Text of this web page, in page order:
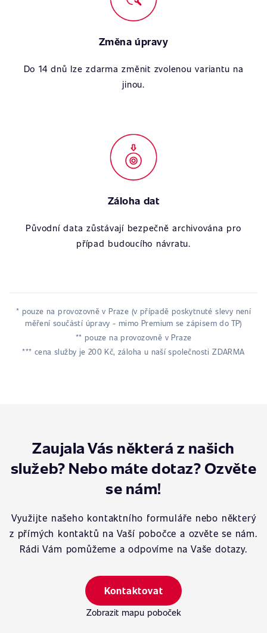
Změna úpravy
Do 14 dnů lze zdarma změnit zvolenou variantu na
jinou.
Záloha dat
Původní data zůstávají bezpečně archivována pro
případ budoucího návratu.
* pouze na provozovně v Praze (v případě poskytnuté slevy není
měření součástí úpravy - mimo Premium se zápisem do TP)
** pouze na provozovně v Praze
*** cena služby je 200 Kč, záloha u naší společnosti ZDARMA
Zaujala Vás některá z našich
služeb? Nebo máte dotaz? Ozvěte
se nám!
Využijte našeho kontaktního formuláře nebo některý
z přímých kontaktů na Vaší pobočce a ozvěte se nám.
Rádi Vám pomůžeme a odpovíme na Vaše dotazy.
Kontaktovat
Zobrazit mapu poboček